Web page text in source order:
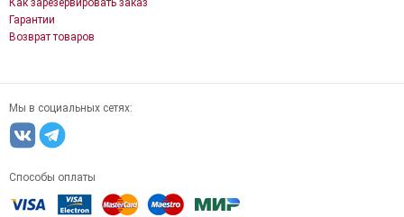
Гарантии
Возврат товаров
Мы в социальных сетях:
Способы оплаты